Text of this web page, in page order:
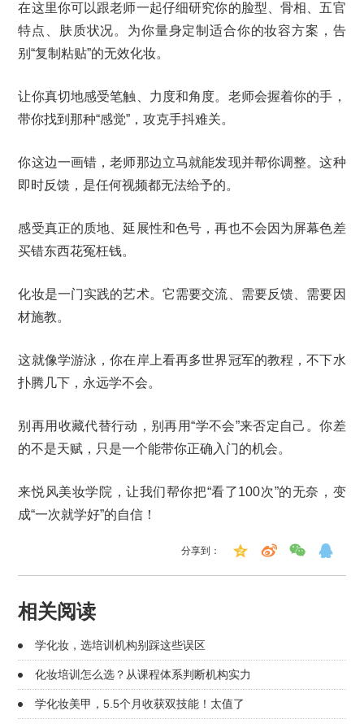
在这里你可以跟老师一起仔细研究你的脸型、骨相、五官
特点、肤质状况。为你量身定制适合你的妆容方案，告
别“复制粘贴”的无效化妆。
让你真切地感受笔触、力度和角度。老师会握着你的手，
带你找到那种“感觉”，攻克手抖难关。
你这边一画错，老师那边立马就能发现并帮你调整。这种
即时反馈，是任何视频都无法给予的。
感受真正的质地、延展性和色号，再也不会因为屏幕色差
买错东西花冤枉钱。
化妆是一门实践的艺术。它需要交流、需要反馈、需要因
材施教。
这就像学游泳，你在岸上看再多世界冠军的教程，不下水
扑腾几下，永远学不会。
别再用收藏代替行动，别再用“学不会”来否定自己。你差
的不是天赋，只是一个能带你正确入门的机会。
来悦风美妆学院，让我们帮你把“看了100次”的无奈，变
成“一次就学好”的自信！
分享到：
相关阅读
学化妆，选培训机构别踩这些误区
化妆培训怎么选？从课程体系判断机构实力
学化妆美甲，5.5个月收获双技能！太值了